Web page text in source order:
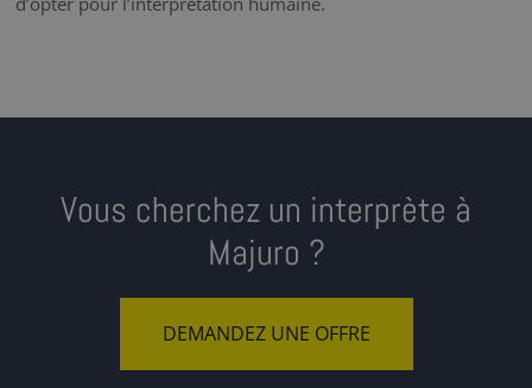
Vous cherchez un interprète à
Majuro ?
DEMANDEZ UNE OFFRE